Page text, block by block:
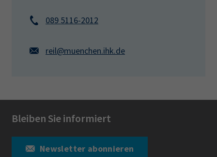
089 5116-2012
reil@muenchen.ihk.de
Bleiben Sie informiert
Newsletter abonnieren